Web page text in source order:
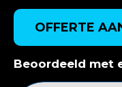
OFFERTE
Beoordeeld met